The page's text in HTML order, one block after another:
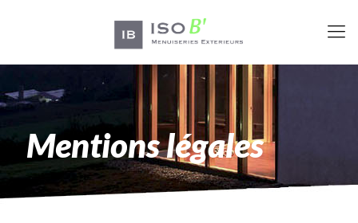
Mentions légales